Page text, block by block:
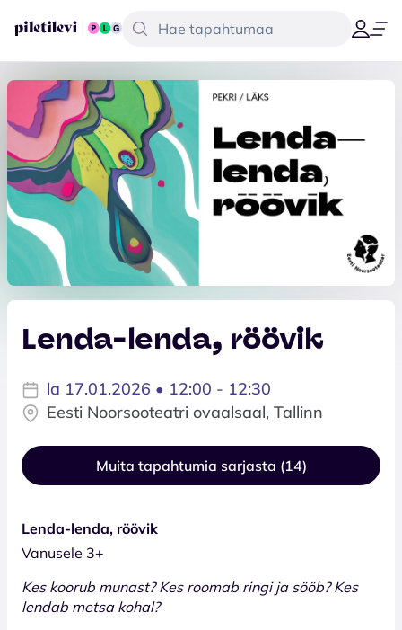
Lenda-lenda, röövik
la 17.01.2026 • 12:00 - 12:30
Eesti Noorsooteatri ovaalsaal, Tallinn
Muita tapahtumia sarjasta (14)
Lenda-lenda, röövik
Vanusele 3+
Kes koorub munast? Kes roomab ringi ja sööb? Kes
lendab metsa kohal?